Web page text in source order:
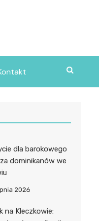
dla barokowego
dominikanów we
2026
na Kleczkowie: